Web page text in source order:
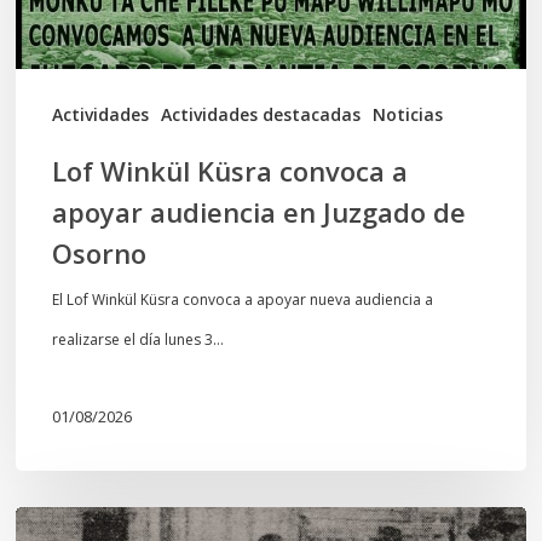
Actividades Actividades destacadas Noticias
en
Juzgado
Lof Winkül Küsra convoca a
apoyar audiencia en Juzgado de
Osorno
El Lof Winkül Küsra convoca a apoyar nueva audiencia a
realizarse el día lunes 3…
01/08/2026
Chawrakawin: